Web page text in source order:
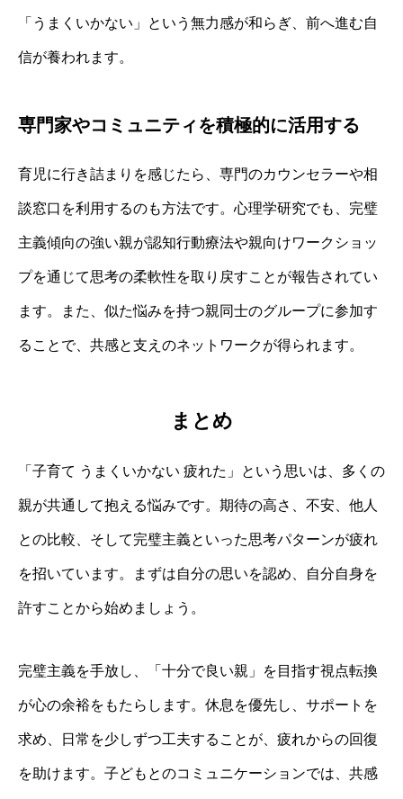
「うまくいかない」という無力感が和らぎ、前へ進む自
信が養われます。
専門家やコミュニティを積極的に活用する
育児に行き詰まりを感じたら、専門のカウンセラーや相
談窓口を利用するのも方法です。心理学研究でも、完璧
主義傾向の強い親が認知行動療法や親向けワークショッ
プを通じて思考の柔軟性を取り戻すことが報告されてい
ます。また、似た悩みを持つ親同士のグループに参加す
ることで、共感と支えのネットワークが得られます。
まとめ
「子育て うまくいかない 疲れた」という思いは、多くの
親が共通して抱える悩みです。期待の高さ、不安、他人
との比較、そして完璧主義といった思考パターンが疲れ
を招いています。まずは自分の思いを認め、自分自身を
許すことから始めましょう。
完璧主義を手放し、「十分で良い親」を目指す視点転換
が心の余裕をもたらします。休息を優先し、サポートを
求め、日常を少しずつ工夫することが、疲れからの回復
を助けます。子どもとのコミュニケーションでは、共感